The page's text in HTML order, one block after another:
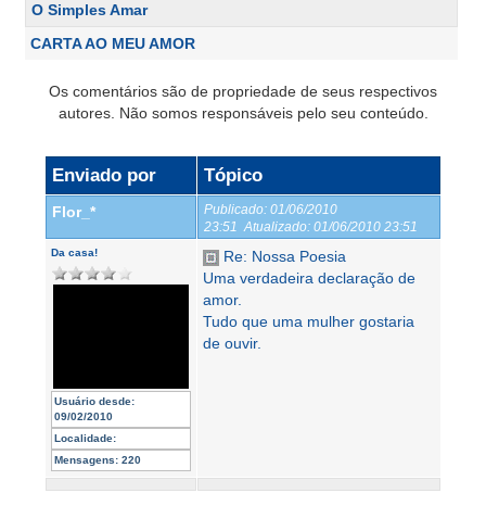
O Simples Amar
CARTA AO MEU AMOR
Os comentários são de propriedade de seus respectivos
autores. Não somos responsáveis pelo seu conteúdo.
Enviado por Tópico
Flor_* Publicado: 01/06/2010
23:51 Atualizado: 01/06/2010 23:51
Da casa!
Usuário desde:
09/02/2010
Localidade:
Mensagens: 220
Re: Nossa Poesia
Uma verdadeira declaração de
amor.
Tudo que uma mulher gostaria
de ouvir.